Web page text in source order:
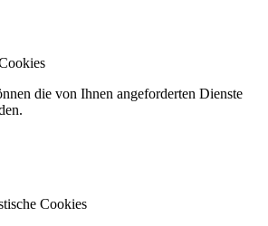
die von Ihnen angeforderten Dienste
Cookies